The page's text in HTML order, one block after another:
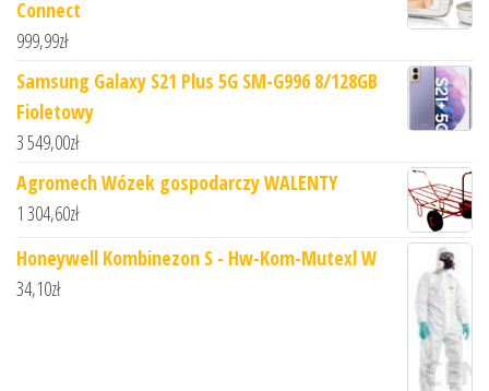
Connect
999,99zł
Samsung Galaxy S21 Plus 5G SM-G996 8/128GB
Fioletowy
3 549,00zł
Agromech Wózek gospodarczy WALENTY
1 304,60zł
Honeywell Kombinezon S - Hw-Kom-Mutexl W
34,10zł